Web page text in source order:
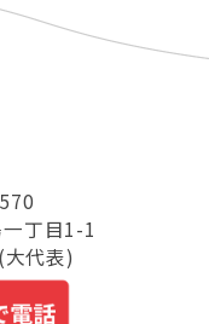
丁目1-1
代表)